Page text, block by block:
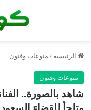
الرئيسية / منوعات وفنون
منوعات وفنون
شاهد بالصورة..